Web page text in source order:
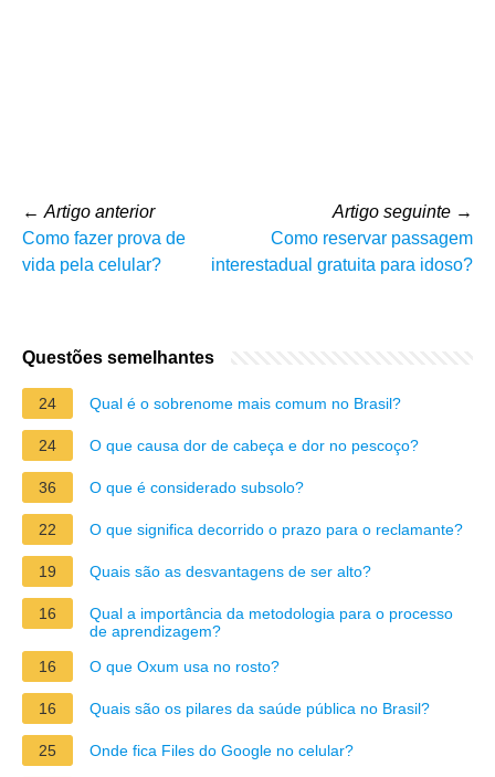
← Artigo anterior
Como fazer prova de
vida pela celular?
Artigo seguinte →
Como reservar passagem
interestadual gratuita para idoso?
Questões semelhantes
24 Qual é o sobrenome mais comum no Brasil?
24 O que causa dor de cabeça e dor no pescoço?
36 O que é considerado subsolo?
22 O que significa decorrido o prazo para o reclamante?
19 Quais são as desvantagens de ser alto?
16
Qual a importância da metodologia para o processo
de aprendizagem?
16
O que Oxum usa no rosto?
16 Quais são os pilares da saúde pública no Brasil?
25 Onde fica Files do Google no celular?